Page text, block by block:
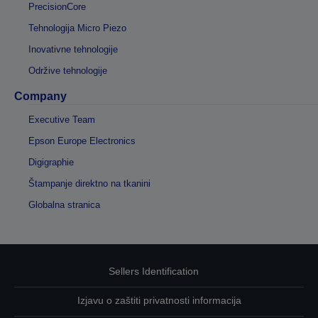
PrecisionCore
Tehnologija Micro Piezo
Inovativne tehnologije
Održive tehnologije
Company
Executive Team
Epson Europe Electronics
Digigraphie
Štampanje direktno na tkanini
Globalna stranica
Sellers Identification
Izjavu o zaštiti privatnosti informacija